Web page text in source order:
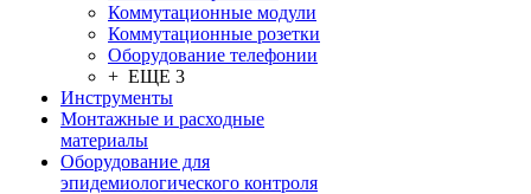
Коммутационные модули
Коммутационные розетки
Оборудование телефонии
+ ЕЩЕ 3
Инструменты
Монтажные и расходные
материалы
Оборудование для
эпидемиологического контроля